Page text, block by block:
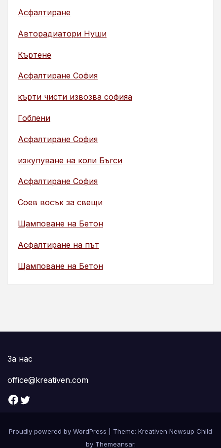
Асфалтиране
Авторадиатори Нуши
Къртене
Асфалтиране София
кърти чисти извозва софияа
Гоблени
Асфалтиране София
изкупуване на коли Бъгси
Асфалтиране София
Соев восък за свещи
Щамповане на Бетон
Асфалтиране на път
Щамповане на Бетон
За нас
office@kreativen.com
Facebook Twitter
Proudly powered by WordPress
Theme: Kreativen Newsup Child
by Themeansar.